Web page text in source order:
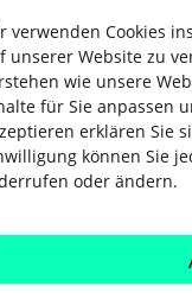
gefunden, siehe
– Personio
aber auch
Lösung dennoch darin:
Teile Deine
Darstellung zum
verwenden Cookies
unserer Website zu
wie unsere
für Sie anpassen
erklären Sie
können Sie
oder ändern.